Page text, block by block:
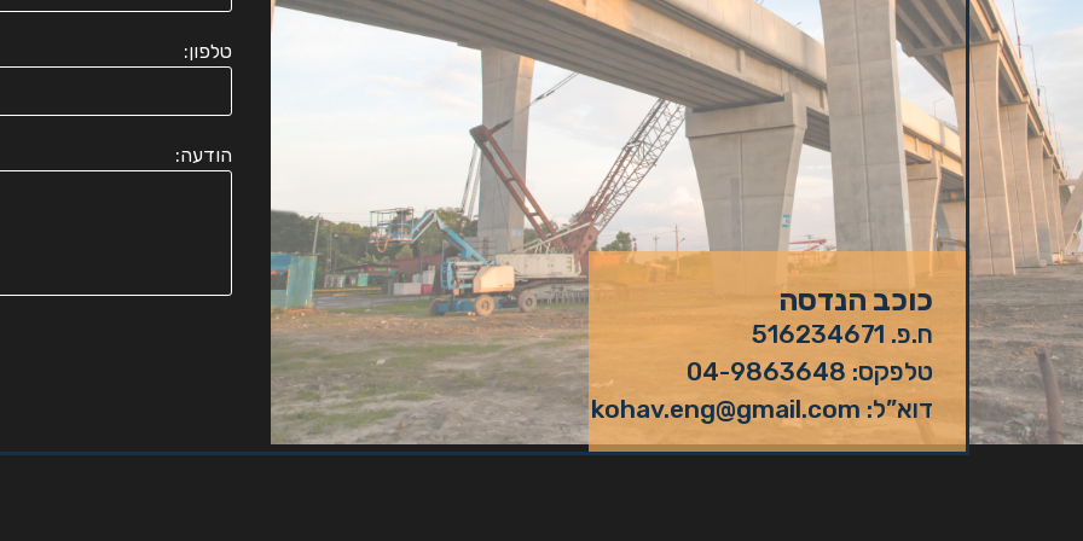
כוכב הנדסה
ח.פ. 516234671
טלפקס: 04-9863648
דוא”ל: kohav.eng@gmail.com
טלפון:
הודעה: